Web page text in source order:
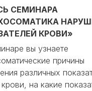
СЕМИНАРА
КРОВИ»
вы узнаете
причины
различных
на какие